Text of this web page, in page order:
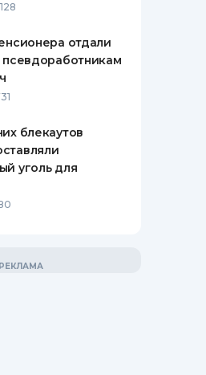
128
отдали
псевдоработникам
блекаутов
уголь для